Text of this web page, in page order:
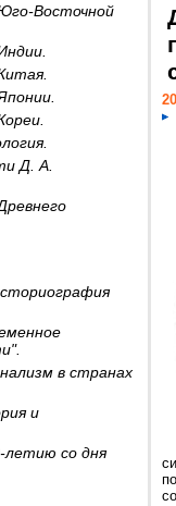
Восточной
Д. А.
в странах
и
летию со дня